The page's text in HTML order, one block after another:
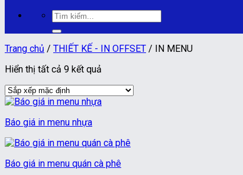
Tìm
kiếm:
Trang chủ / THIẾT KẾ - IN OFFSET / IN MENU
Hiển thị tất cả 9 kết quả
Báo giá in menu nhựa
Báo giá in menu quán cà phê